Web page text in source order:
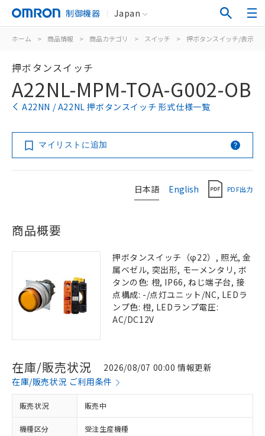
制御機器 Japan
ホーム > 商品情報 > 商品カテゴリ > スイッチ > 押ボタンスイッチ/表示灯
押ボタンスイッチ
A22NL-MPM-TOA-G002-OB
A22NN / A22NL 押ボタンスイッチ 形式仕様一覧
マイリストに追加
日本語 English PDF出力
商品概要
押ボタンスイッチ（φ22）, 照光, 金
属ベゼル, 突出形, モーメンタリ, ボ
タンの色: 橙, IP66, ねじ端子台, 接
点構成: -/点灯ユニット/NC, LEDラ
ンプ色: 橙, LEDランプ電圧:
AC/DC12V
在庫/販売状況
2026/08/07 00:00 情報更新
在庫/販売状況 ご利用条件
販売状況 販売中
機種区分 受注生産機種